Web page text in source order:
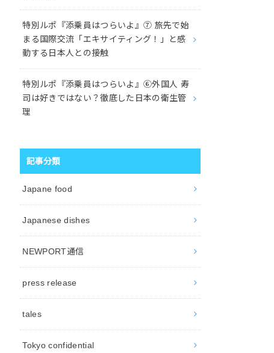
特別ルポ『添乗員はつらいよ』⑦ 旅先で始
まる国際交流「エキサイティング！」と感
動する日本人との接触
特別ルポ『添乗員はつらいよ』⑥外国人 寿
司は好きではない？徹底した日本の衛生管
理
記事分類
Japane food
Japanese dishes
NEWPORT通信
press release
tales
Tokyo confidential